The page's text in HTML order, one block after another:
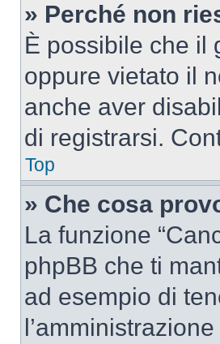
» Perché non
È possibile che il
oppure vietato il
anche aver
di registrarsi.
Top
» Che cosa
La funzione
phpBB che ti
ad esempio di